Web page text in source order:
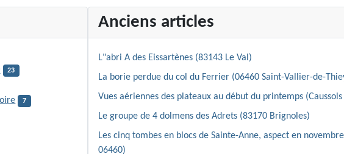
23
7
Anciens articles
L"abri A des Eissartènes (83143 Le Val)
La borie perdue du col du Ferrier (06460 Saint-Vallier-de-
Vues aériennes des plateaux au début du printemps
Le groupe de 4 dolmens des Adrets (83170 Brignoles)
Les cinq tombes en blocs de Sainte-Anne, aspect en
06460)